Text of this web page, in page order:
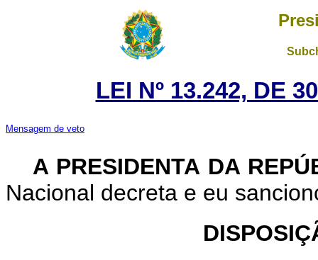
LEI Nº 13.242, DE
Mensagem de veto
A PRESIDENTA DA
Nacional decreta e eu